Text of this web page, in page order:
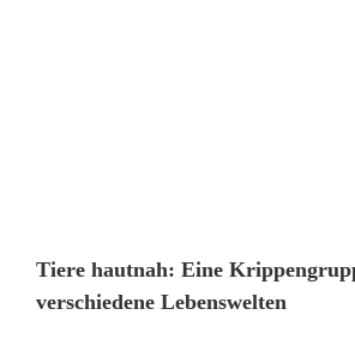
Tiere hautnah: Eine
verschiedene Lebenswelten